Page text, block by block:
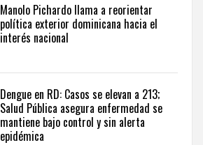
Manolo Pichardo llama a reorientar
política exterior dominicana hacia el
interés nacional
Dengue en RD: Casos se elevan a 213;
Salud Pública asegura enfermedad se
mantiene bajo control y sin alerta
epidémica